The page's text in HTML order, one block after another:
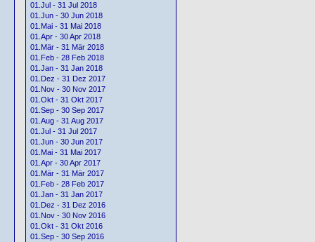
01.Jul - 31 Jul 2018
01.Jun - 30 Jun 2018
01.Mai - 31 Mai 2018
01.Apr - 30 Apr 2018
01.Mär - 31 Mär 2018
01.Feb - 28 Feb 2018
01.Jan - 31 Jan 2018
01.Dez - 31 Dez 2017
01.Nov - 30 Nov 2017
01.Okt - 31 Okt 2017
01.Sep - 30 Sep 2017
01.Aug - 31 Aug 2017
01.Jul - 31 Jul 2017
01.Jun - 30 Jun 2017
01.Mai - 31 Mai 2017
01.Apr - 30 Apr 2017
01.Mär - 31 Mär 2017
01.Feb - 28 Feb 2017
01.Jan - 31 Jan 2017
01.Dez - 31 Dez 2016
01.Nov - 30 Nov 2016
01.Okt - 31 Okt 2016
01.Sep - 30 Sep 2016